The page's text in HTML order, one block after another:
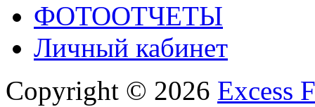
ФОТООТЧЕТЫ
Личный кабинет
Copyright © 2026 Excess